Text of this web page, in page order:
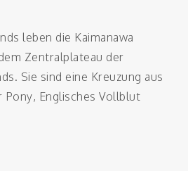
leben die Kaimanawa
Zentralplateau der
Sie sind eine Kreuzung aus
Pony, Englisches Vollblut